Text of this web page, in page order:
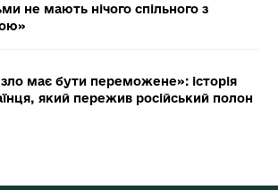
не мають нічого спільного з
має бути переможене»: історія
який пережив російський полон